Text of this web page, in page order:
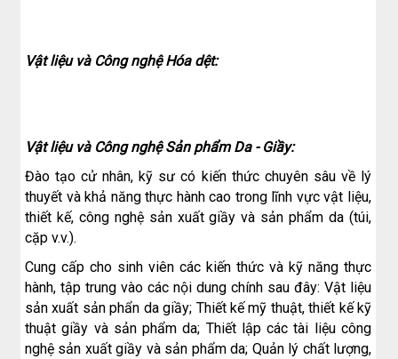
Vật liệu và Công nghệ Hóa dệt:
Vật liệu và Công nghệ Sản phẩm Da - Giầy:
Đào tạo cử nhân, kỹ sư có kiến thức chuyên sâu về lý
thuyết và khả năng thực hành cao trong lĩnh vực vật liệu,
thiết kế, công nghệ sản xuất giầy và sản phẩm da (túi,
cặp v.v.).
Cung cấp cho sinh viên các kiến thức và kỹ năng thực
hành, tập trung vào các nội dung chính sau đây: Vật liệu
sản xuất sản phẩn da giầy; Thiết kế mỹ thuật, thiết kế kỹ
thuật giầy và sản phẩm da; Thiết lập các tài liệu công
nghệ sản xuất giầy và sản phẩm da; Quản lý chất lượng,